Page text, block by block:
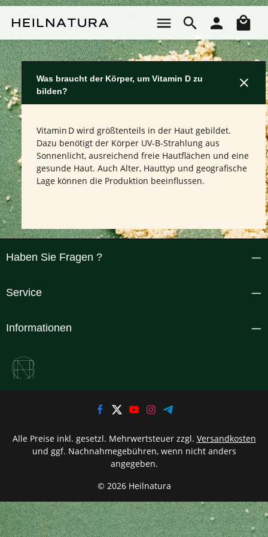
Was braucht der Körper, um Vitamin D zu
bilden?
Vitamin D wird größtenteils in der Haut gebildet.
Dazu benötigt der Körper UV‑B-Strahlung aus
Sonnenlicht, ausreichend freie Hautflächen und eine
gesunde Haut. Auch Alter, Hauttyp und geografische
Lage können die Produktion beeinflussen.
Haben Sie Fragen ?
Service
Informationen
© 2026 Heilnatura
Alle Preise inkl. gesetzl. Mehrwertsteuer zzgl. Versandkosten
und ggf. Nachnahmegebühren, wenn nicht anders
angegeben.